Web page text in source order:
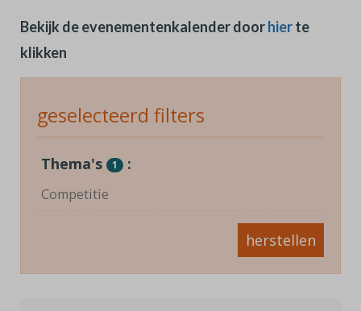
Bekijk de evenementenkalender doorhierte
klikken
geselecteerd filters
Thema's 1 :
Competitie
herstellen